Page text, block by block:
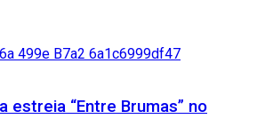
estreia “Entre Brumas” no